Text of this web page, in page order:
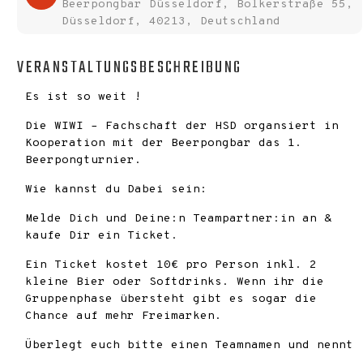
Beerpongbar Düsseldorf, Bolkerstraße 55,
Düsseldorf, 40213, Deutschland
VERANSTALTUNGSBESCHREIBUNG
Es ist so weit !
Die WIWI – Fachschaft der HSD organsiert in
Kooperation mit der Beerpongbar das 1.
Beerpongturnier.
Wie kannst du Dabei sein:
Melde Dich und Deine:n Teampartner:in an &
kaufe Dir ein Ticket.
Ein Ticket kostet 10€ pro Person inkl. 2
kleine Bier oder Softdrinks. Wenn ihr die
Gruppenphase übersteht gibt es sogar die
Chance auf mehr Freimarken.
Überlegt euch bitte einen Teamnamen und nennt